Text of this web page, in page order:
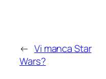
← Vi manca Star
Wars?